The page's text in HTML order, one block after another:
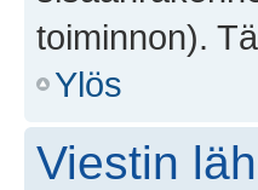
toiminnon).
Ylös
Viestin